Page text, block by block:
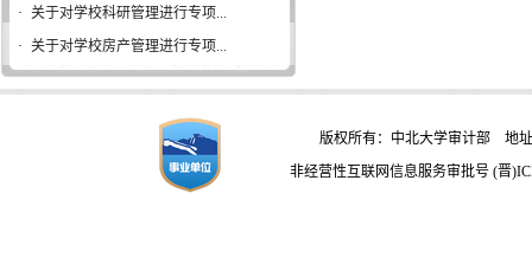
· 关于对学校科研管理进行专项...
· 关于对学校房产管理进行专项...
版权所有：中北大学审计部 地址
非经营性互联网信息服务审批号 (晋